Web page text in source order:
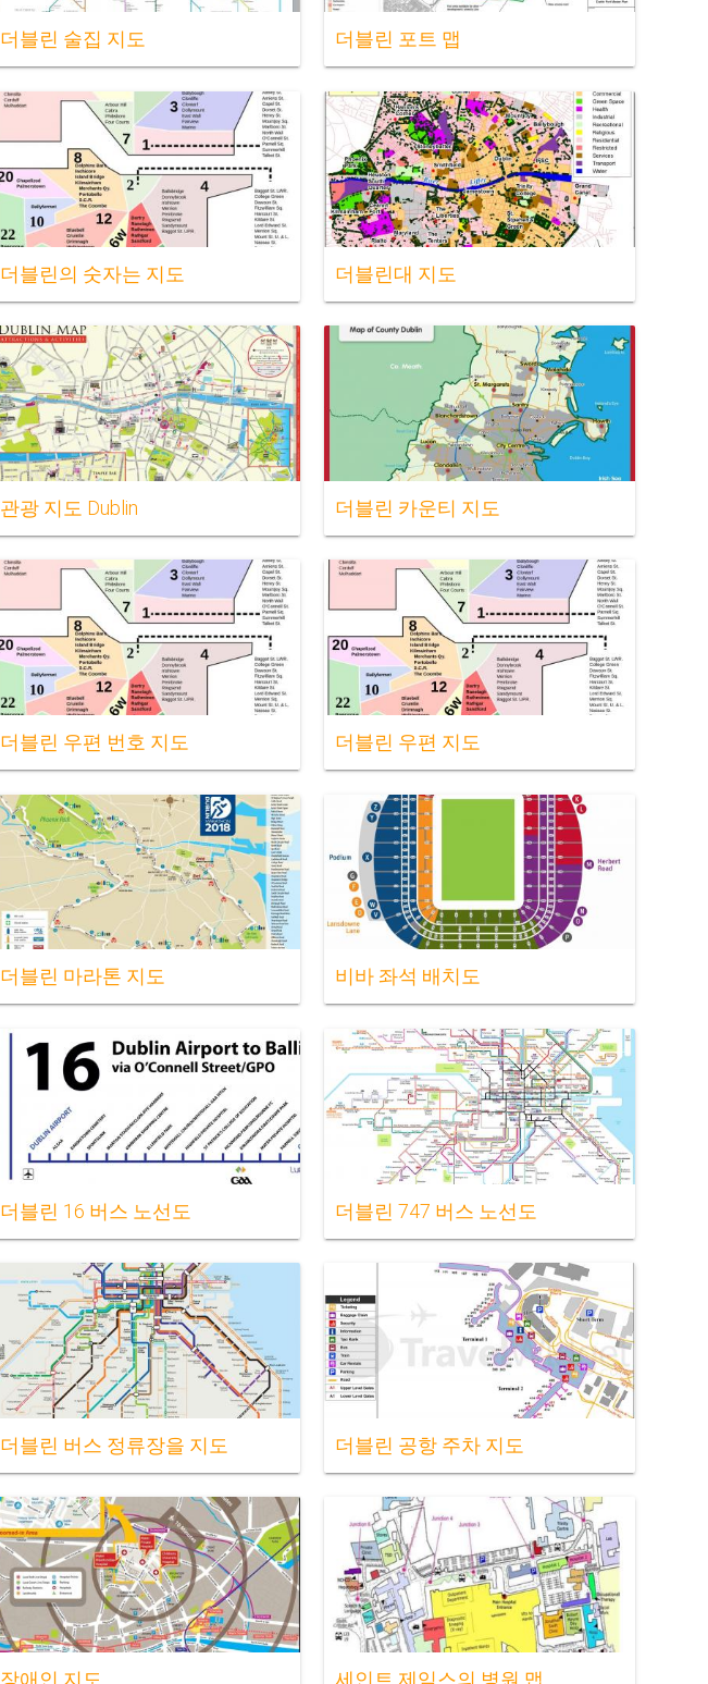
더블린 술집 지도 더블린 포트 맵
더블린의 숫자는 지도 더블린대 지도
관광 지도 Dublin 더블린 카운티 지도
더블린 우편 번호 지도 더블린 우편 지도
더블린 마라톤 지도 비바 좌석 배치도
더블린 16 버스 노선도 더블린 747 버스 노선도
더블린 버스 정류장을 지도 더블린 공항 주차 지도
장애인 지도 세인트 제임스의 병원 맵